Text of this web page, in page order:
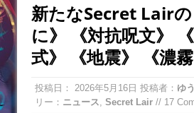
新たなSecret Lair
に》 《対抗呪文》
式》 《地震》 《濃
投稿日： 2026年5月16日 投稿者： ゆ
リー： ニュース Secret Lair // 17